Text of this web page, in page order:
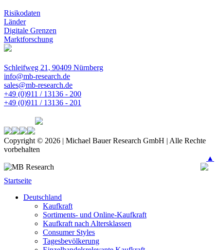
Risikodaten
Länder
Digitale Grenzen
Marktforschung
Schleifweg 21, 90409 Nürnberg
info@mb-research.de
sales@mb-research.de
+49 (0)911 / 13136 - 200
+49 (0)911 / 13136 - 201
Copyright © 2026 | Michael Bauer Research GmbH | Alle Rechte
vorbehalten
▲
Startseite
Deutschland
Kaufkraft
Sortiments- und Online-Kaufkraft
Kaufkraft nach Altersklassen
Consumer Styles
Tagesbevölkerung